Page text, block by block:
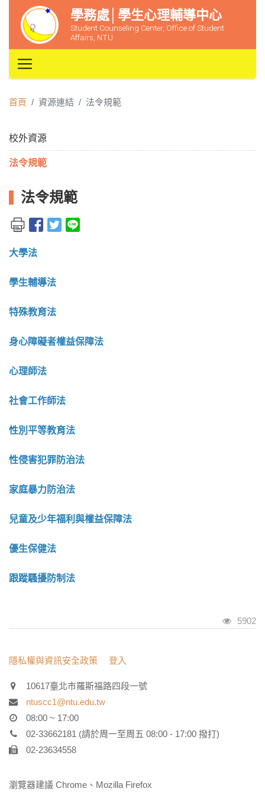
學務處│學生心理輔導中心
Student Counseling Center, Office of Student
Affairs, NTU
首頁 資源連結 法令規範
校外資源
法令規範
法令規範
大學法
學生輔導法
特殊教育法
身心障礙者權益保障法
心理師法
社會工作師法
性別平等教育法
性侵害犯罪防治法
家庭暴力防治法
兒童及少年福利與權益保障法
優生保健法
跟蹤騷擾防制法
瀏覽人
5902
:::
隱私權與資訊安全政策 登入
10617臺北市羅斯福路四段一號
ntuscc1@ntu.edu.tw
08:00 ~ 17:00
02-33662181 (請於周一至周五 08:00 - 17:00 撥打)
02-23634558
瀏覽器建議 Chrome、Mozilla Firefox